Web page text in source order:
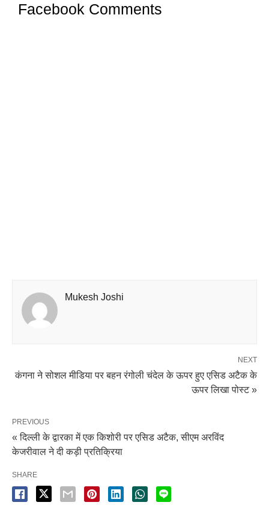
Facebook Comments
Mukesh Joshi
NEXT
कंगना ने सोशल मीडिया पर बहन रंगोली चंदेल के ऊपर हुए एसिड अटैक के
ऊपर लिखा पोस्ट »
PREVIOUS
« दिल्ली के द्वारका में एक किशोरी पर एसिड अटैक, सीएम अरविंद
केजरीवाल ने दी कड़ी प्रतिक्रिया
SHARE